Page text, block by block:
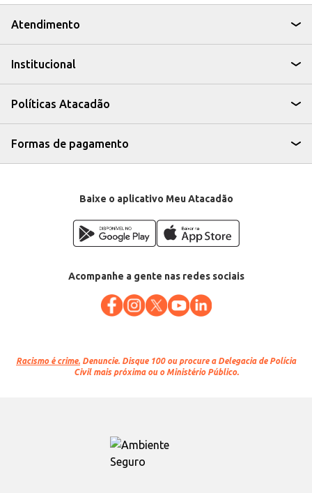
Ideal para revenda em mercados e estabelecimentos comerciais.
Uma sobremesa fácil e rápida para ter em casa.
Com o Geladinho Tofii Mix, você oferece uma opção saborosa e versátil,
Atendimento
Institucional
Políticas Atacadão
Formas de pagamento
Baixe o aplicativo Meu Atacadão
Acompanhe a gente nas redes sociais
Racismo é crime. Denuncie. Disque 100 ou procure a Delegacia de Polícia
Civil mais próxima ou o Ministério Público.